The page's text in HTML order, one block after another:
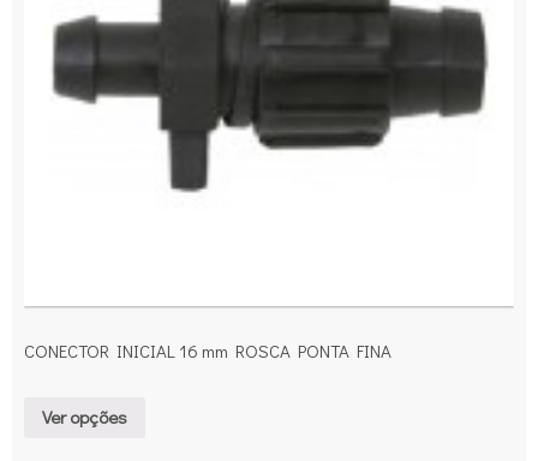
CONECTOR INICIAL 16 mm ROSCA PONTA FINA
Ver opções